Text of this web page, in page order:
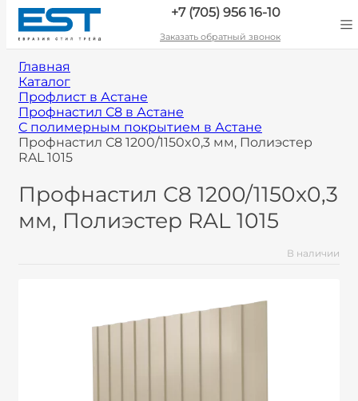
+7 (705) 956 16-10
Заказать обратный звонок
Главная
Каталог
Профлист в Астане
Профнастил С8 в Астане
С полимерным покрытием в Астане
Профнастил С8 1200/1150x0,3 мм, Полиэстер
RAL 1015
Профнастил С8 1200/1150x0,3
мм, Полиэстер RAL 1015
В наличии